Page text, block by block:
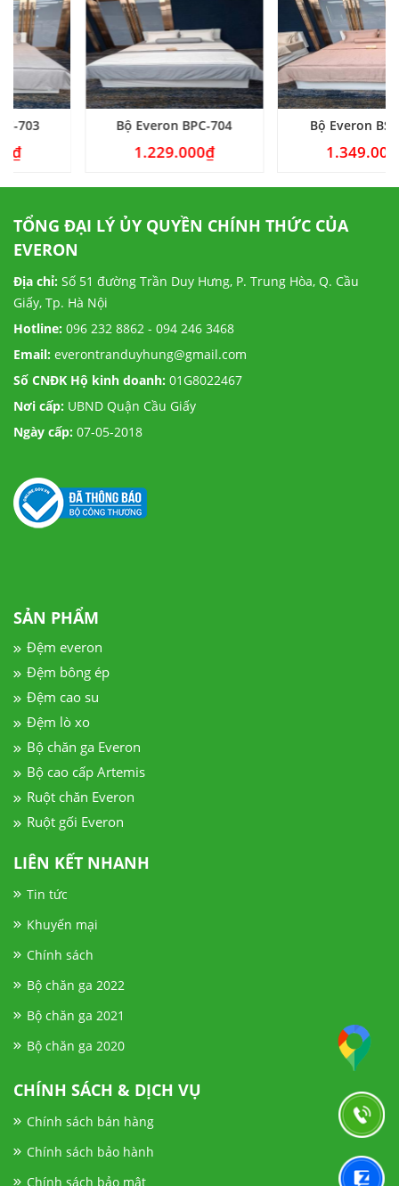
Bộ Everon BPC-704
1.229.000₫
Bộ Everon BSL-710
1.349.000₫
TỔNG ĐẠI LÝ ỦY QUYỀN CHÍNH THỨC CỦA
EVERON
Địa chỉ: Số 51 đường Trần Duy Hưng, P. Trung Hòa, Q. Cầu
Giấy, Tp. Hà Nội
Hotline: 096 232 8862 - 094 246 3468
Email: everontranduyhung@gmail.com
Số CNĐK Hộ kinh doanh: 01G8022467
Nơi cấp: UBND Quận Cầu Giấy
Ngày cấp: 07-05-2018
SẢN PHẨM
Đệm everon
Đệm bông ép
Đệm cao su
Đệm lò xo
Bộ chăn ga Everon
Bộ cao cấp Artemis
Ruột chăn Everon
Ruột gối Everon
LIÊN KẾT NHANH
Tin tức
Khuyến mại
Chính sách
Bộ chăn ga 2022
Bộ chăn ga 2021
Bộ chăn ga 2020
CHÍNH SÁCH & DỊCH VỤ
Chính sách bán hàng
Chính sách bảo hành
Chính sách bảo mật